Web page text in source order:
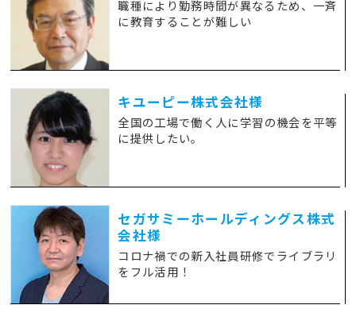
職種により勤務時間が異なるため、一斉
に教育することが難しい
キユーピー株式会社様
全国の工場で働く人に学習の機会を平等
に提供したい。
セガサミーホールディングス株式
会社様
コロナ禍での新入社員研修でライブラリ
をフル活用！